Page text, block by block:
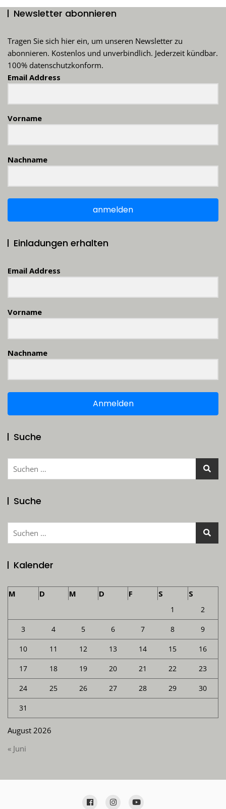
Newsletter abonnieren
Tragen Sie sich hier ein, um unseren Newsletter zu
abonnieren. Kostenlos und unverbindlich. Jederzeit kündbar.
100% datenschutzkonform.
Email Address
Vorname
Nachname
anmelden
Einladungen erhalten
Email Address
Vorname
Nachname
Anmelden
Suche
Suchen
Suche
Suchen
Kalender
August 2026
M D M D F S S
1 2
3 4 5 6 7 8 9
10 11 12 13 14 15 16
17 18 19 20 21 22 23
24 25 26 27 28 29 30
31
« Juni